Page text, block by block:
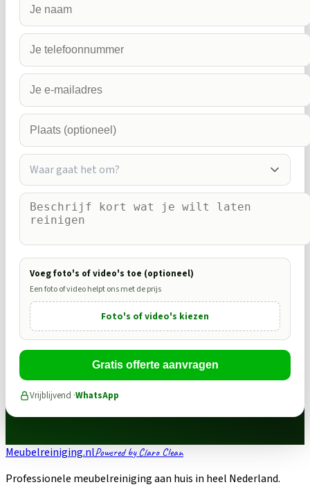
Waar gaat het om?
Voeg foto's of video's toe (optioneel)
Een foto of video helpt ons met de prijs
Foto's of video's kiezen
Gratis offerte aanvragen
Vrijblijvend ·WhatsApp
Meubelreiniging.nlPowered by Claro Clean
Professionele meubelreiniging aan huis in heel Nederland.